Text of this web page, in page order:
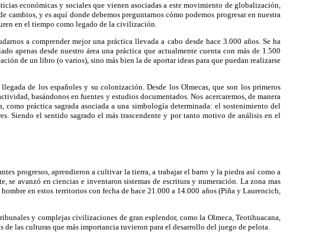
económicas y sociales que vienen asociadas a este movimiento de globalización,
y es aquí donde debemos preguntarnos cómo podemos progresar en nuestra
en el tiempo como legado de la civilización.
a comprender mejor una práctica llevada a cabo desde hace 3.000 años. Se ha
apenas desde nuestro área una práctica que actualmente cuenta con más de 1.500
de un libro (o varios), sino más bien la de aportar ideas para que puedan realizarse
de los españoles y su colonización. Desde los Olmecas, que son los primeros
basándonos en fuentes y estudios documentados. Nos acercaremos, de manera
práctica sagrada asociada a una simbología determinada: el sostenimiento del
Siendo el sentido sagrado el más trascendente y por tanto motivo de análisis en el
progresos, aprendieron a cultivar la tierra, a trabajar el barro y la piedra así como a
avanzó en ciencias e inventaron sistemas de escritura y numeración. La zona mas
en estos territorios con fecha de hace 21.000 a 14.000 años (Piña y Laurencich,
y complejas civilizaciones de gran esplendor, como la Olmeca, Teotihuacana,
de las culturas que más importancia tuvieron para el desarrollo del juego de pelota.